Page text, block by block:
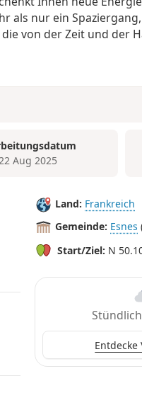
als nur ein
von der Zeit und der
Aug 2025
Land: Frankreich
Gemeinde: Esnes
Start/Ziel: N